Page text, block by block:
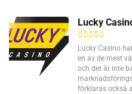
Lucky
Lucky Casino
en av de mest
och det är inte
förklaras också